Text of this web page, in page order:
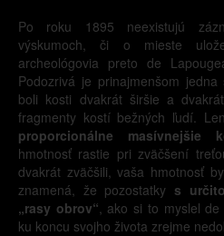
Po roku 1895 neexistujú
výskumoch, či o mieste
archeológovia preto de
Podozrivá je prinajmenšom
boli kosti dvakrát širšie a
fragmenty kostí bežných ľudí.
proporcionálne masívnejšie
hmotnosť rastie pri zväčšení
dvakrát zväčšili, vaša hmotnosť
znamená, že pozostatky s
„rasy obrov“ , ako si to myslel
ku koncu svojho života zrejme